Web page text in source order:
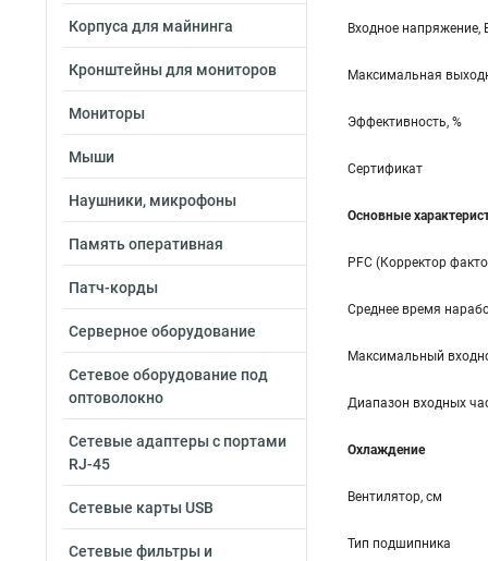
Корпуса для майнинга
Кронштейны для мониторов
Мониторы
Мыши
Наушники, микрофоны
Память оперативная
Патч-корды
Серверное оборудование
Сетевое оборудование под
оптоволокно
Сетевые адаптеры с портами
RJ-45
Сетевые карты USB
Сетевые фильтры и
Входное напряжение,
Максимальная
Эффективность, %
Сертификат
Основные
PFC (Корректор
Среднее время
Максимальный
Диапазон входных
Охлаждение
Вентилятор, см
Тип подшипника